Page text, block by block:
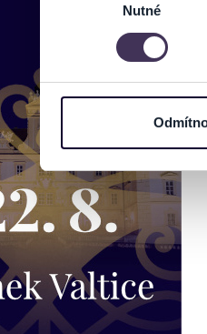
Zjistěte více o tom,
můžete kdykoliv
informace o vašem
osobní údaje.
Jaké typy cookies
můžete kdykoliv
Nutné